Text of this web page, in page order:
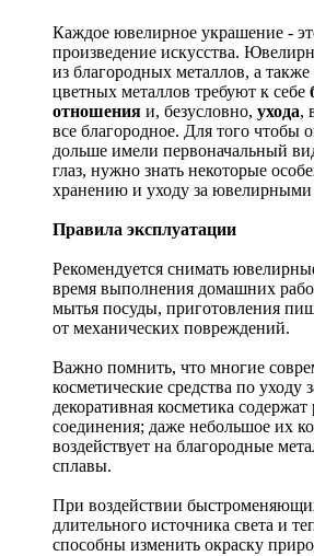
Каждое ювелирное украшение -
произведение искусства.
из благородных металлов, а также
цветных металлов требуют к себе
отношения и, безусловно, ухода,
все благородное. Для того чтобы
дольше имели первоначальный
глаз, нужно знать некоторые
хранению и уходу за ювелирными
Правила эксплуатации
Рекомендуется снимать
время выполнения домашних
мытья посуды, приготовления
от механических повреждений.
Важно помнить, что многие
косметические средства по уходу
декоративная косметика
соединения; даже небольшое их
воздействует на благородные
сплавы.
При воздействии
длительного источника света и
способны изменить окраску